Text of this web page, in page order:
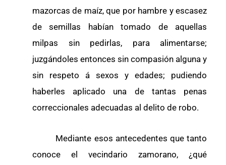
mazorcas de maíz, que por hambre y escasez
de semillas habían tomado de aquellas
milpas sin pedirlas, para alimentarse;
juzgándoles entonces sin compasión alguna y
sin respeto á sexos y edades; pudiendo
haberles aplicado una de tantas penas
correccionales adecuadas al delito de robo.
Mediante esos antecedentes que tanto
conoce el vecindario zamorano, ¿qué